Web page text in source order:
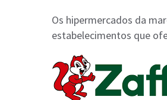
Os hipermercados da
estabelecimentos que